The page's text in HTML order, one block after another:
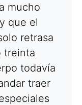
mucho
que el
retrasa
treinta
todavía
traer